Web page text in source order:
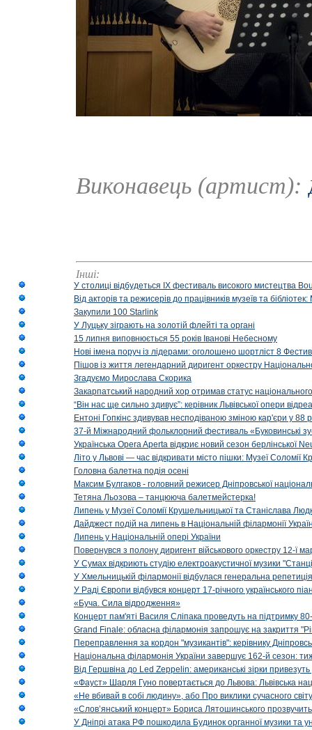
Виконавець (артист):
Інші:
У столиці відбудеться IX фестиваль високого мистецтва
Від акторів та режисерів до працівників музеїв та
Закупили 100 Starlink
У Луцьку зіграють на золотій флейті та органі
15 липня виповнюється 55 років Іванові Небесному
Нові імена поруч із лідерами: оголошено шортліст 8
Пішов із життя легендарний диригент оркестру
Згадуємо Мирослава Скорика
Закарпатський народний хор отримав статус національного
“Він нас ще сильно здивує”: керівник Львівської опери
Ентоні Гопкінс здивував несподіваною зміною кар'єри у 88
37-й Міжнародний фольклорний фестиваль «Буковинські
Українська Opera Aperta відкриє новий сезон берлінської
Літо у Львові — час відкривати місто пішки: Музеї Соломії
Головна балетна подія осені
Максим Булгаков - головний режисер Дніпровської
Тетяна Льозова – танцююча балетмейстерка!
Липень у Музеї Соломії Крушельницької та Станіслава
Дайджест подій на липень в Національній філармонії
Липень у Національній опері України
Повернувся з полону диригент військового оркестру 12-ї
У Сумах відкриють студію електроакустичної музики
У Хмельницькій філармонії відбулася генеральна
У Раді Європи відбувся концерт 17-річного українського
«Буча. Сила відродження»
Концерт пам'яті Василя Сліпака проведуть на підтримку
Grand Finale: обласна філармонія запрошує на закриття
Переправлення за кордон "музикантів": керівнику
Національна філармонія України завершує 162-й сезон:
Від Гершвіна до Led Zeppelin: американські зірки
«Фауст» Шарля Гуно повертається до Львова: Львівська
«Не вбивай в собі людину», або Про виклики сучасного світу
«Слов’янський концерт» Бориса Лятошинського
У Дніпрі атака РФ пошкодила Будинок органної музики та